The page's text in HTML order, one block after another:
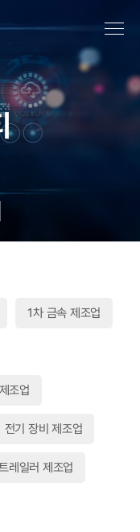
1차 금속 제조업
조업
전기 장비 제조업
레일러 제조업